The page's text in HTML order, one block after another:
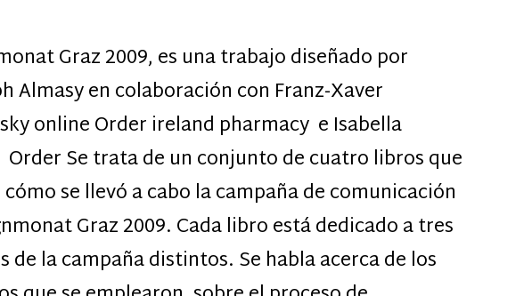
Graz 2009, es una trabajo diseñado por
Almasy en colaboración con Franz-Xaver
online Order ireland pharmacy e Isabella
Se trata de un conjunto de cuatro libros que
se llevó a cabo la campaña de comunicación
Graz 2009. Cada libro está dedicado a tres
de la campaña distintos. Se habla acerca de los